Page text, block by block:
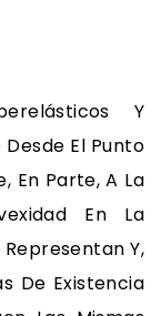
Y
El Punto
En Parte, A La
En La
Y,
De Existencia